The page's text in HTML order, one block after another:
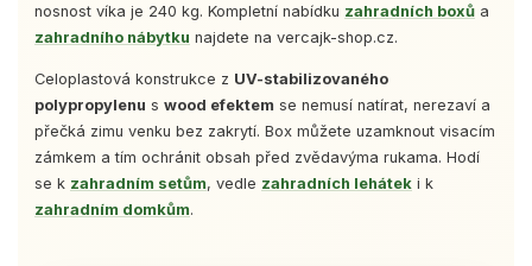
nosnost víka je 240 kg. Kompletní nabídku zahradních boxů a
zahradního nábytku najdete na vercajk-shop.cz.
Celoplastová konstrukce z UV-stabilizovaného
polypropylenu s wood efektem se nemusí natírat, nerezaví a
přečká zimu venku bez zakrytí. Box můžete uzamknout visacím
zámkem a tím ochránit obsah před zvědavýma rukama. Hodí
se k zahradním setům, vedle zahradních lehátek i k
zahradním domkům.